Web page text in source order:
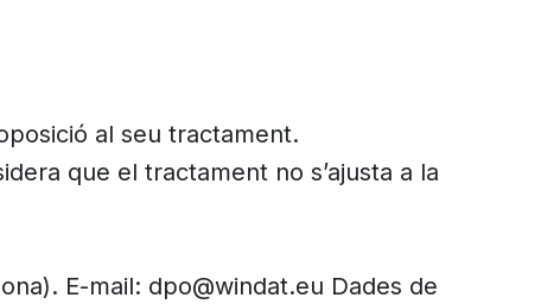
al seu tractament.
que el tractament no s’ajusta a la
E-mail: dpo@windat.eu Dades de